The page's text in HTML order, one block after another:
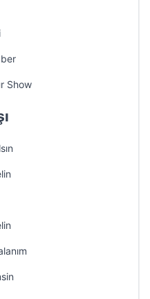
Show